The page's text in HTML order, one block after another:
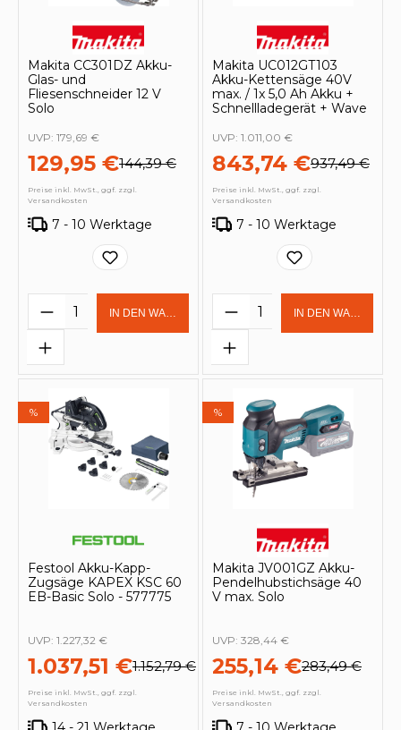
Makita CC301DZ Akku-
Glas- und
Fliesenschneider 12 V
Solo
129,95 €144,39 €
UVP: 179,69 €
Preise inkl. MwSt., ggf. zzgl.
Versandkosten
7 - 10 Werktage
Produkt Anzahl: Gib den
IN DEN WARENKORB
Makita UC012GT103
Akku-Kettensäge 40V
max. / 1x 5,0 Ah Akku +
Schnellladegerät + Wave
843,74 €937,49 €
UVP: 1.011,00 €
Preise inkl. MwSt., ggf. zzgl.
Versandkosten
7 - 10 Werktage
Produkt Anzahl:
IN DEN
%
Festool Akku-Kapp-
Zugsäge KAPEX KSC 60
EB-Basic Solo - 577775
1.037,51 €1.152,79 €
UVP: 1.227,32 €
Preise inkl. MwSt., ggf. zzgl.
Versandkosten
%
Makita JV001GZ Akku-
Pendelhubstichsäge 40
V max. Solo
255,14 €283,49 €
UVP: 328,44 €
Preise inkl. MwSt., ggf. zzgl.
Versandkosten